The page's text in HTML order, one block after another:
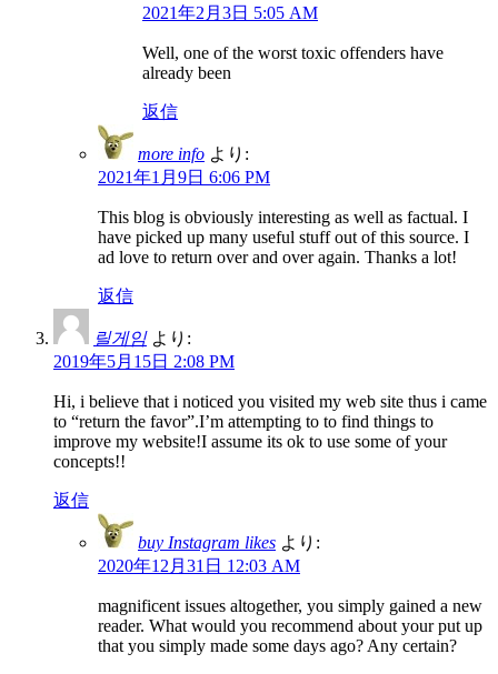
2021年2月3日 5:05 AM
Well, one of the worst toxic offenders have
already been
返信
more info より:
2021年1月9日 6:06 PM
This blog is obviously interesting as well as factual. I
have picked up many useful stuff out of this source. I
ad love to return over and over again. Thanks a lot!
返信
릴게임 より:
2019年5月15日 2:08 PM
Hi, i believe that i noticed you visited my web site thus i came
to “return the favor”.I’m attempting to to find things to
improve my website!I assume its ok to use some of your
concepts!!
返信
buy Instagram likes より:
2020年12月31日 12:03 AM
magnificent issues altogether, you simply gained a new
reader. What would you recommend about your put up
that you simply made some days ago? Any certain?